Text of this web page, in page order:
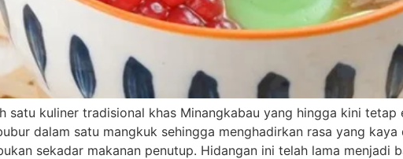
satu kuliner tradisional khas Minangkabau yang hingga kini
dalam satu mangkuk sehingga menghadirkan rasa yang
sekadar makanan penutup. Hidangan ini telah lama menjadi